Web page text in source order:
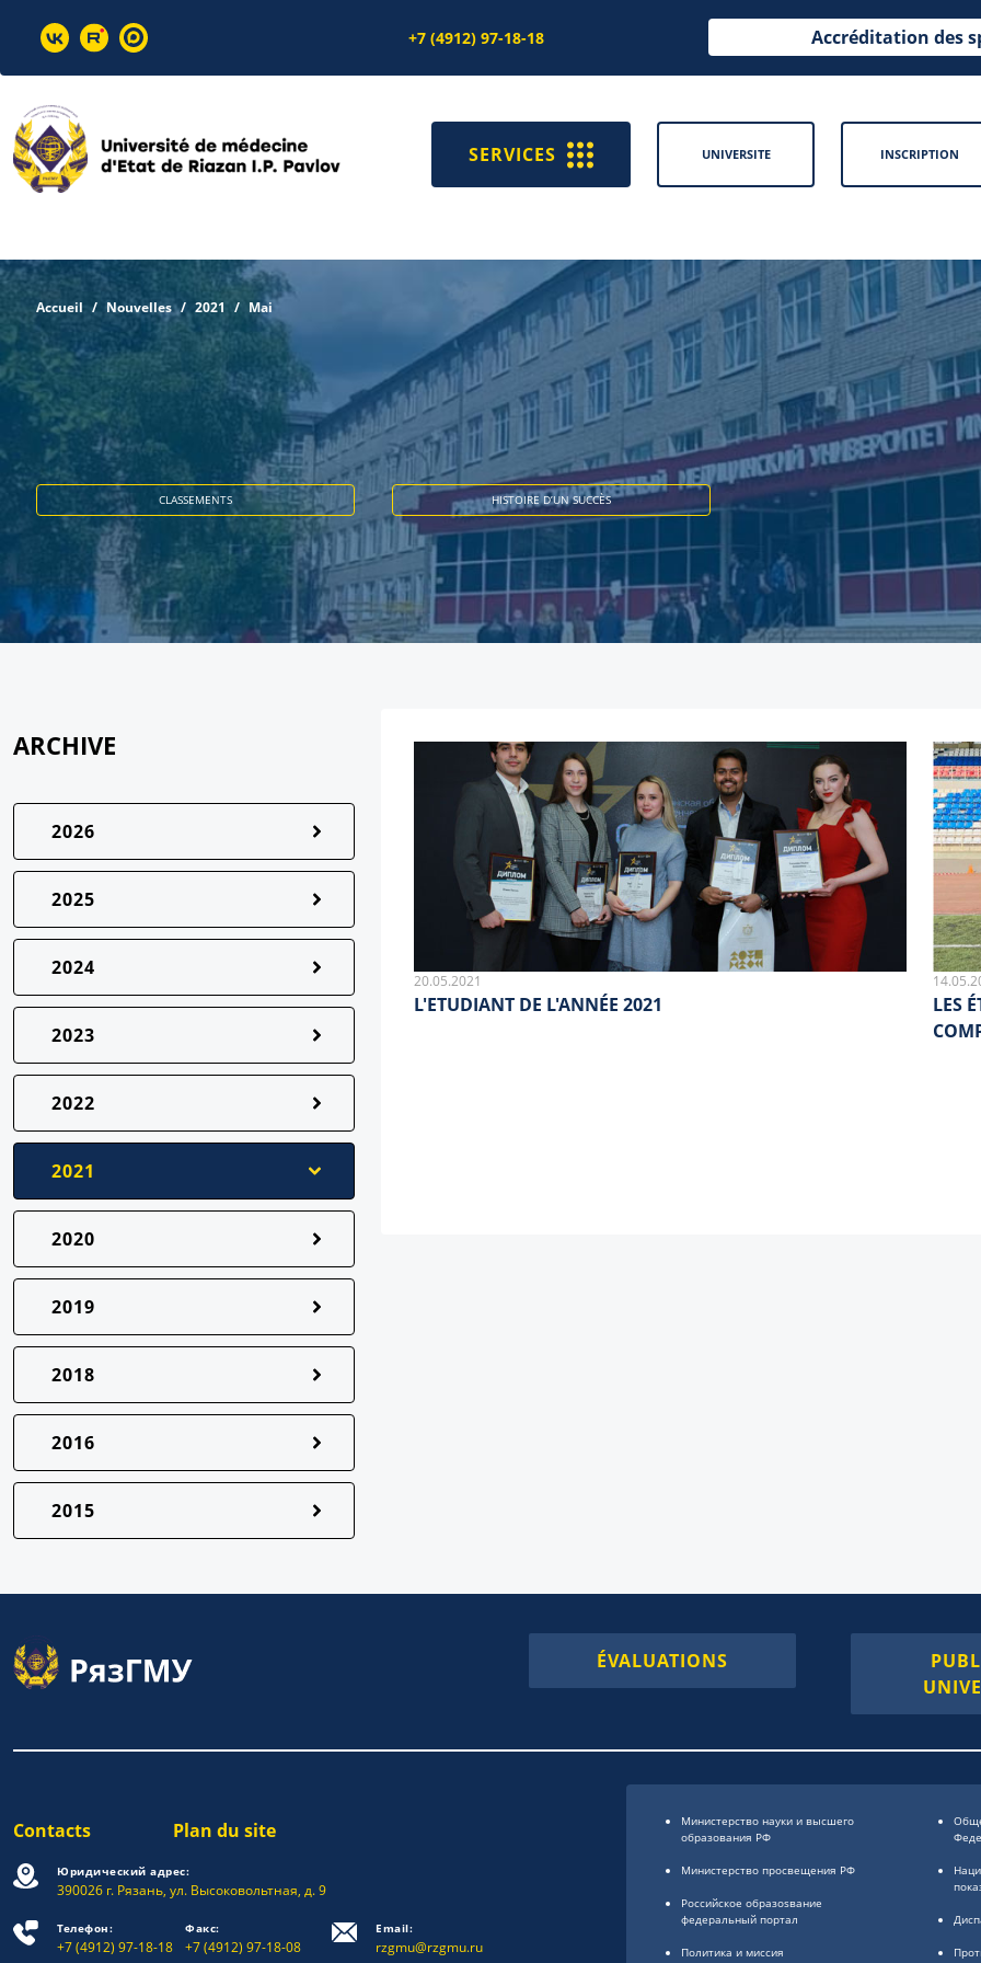
+7 (4912) 97-18-18 Accréditation des
SERVICES UNIVERSITE INSCRIPTION
Accueil Nouvelles 2021 Mai
CLASSEMENTS HISTOIRE D’UN SUCCÈS
ARCHIVE
2026
2025
2024
2023
2022
2021
2020
2019
2018
2016
2015
20.05.2021
L'ETUDIANT DE L'ANNÉE 2021
LES
ÉVALUATIONS
Contacts Plan du site
Юридический адрес:
390026 г. Рязань, ул. Высоковольтная, д. 9
Телефон:
+7 (4912) 97-18-18
Факс:
+7 (4912) 97-18-08
Email:
rzgmu@rzgmu.ru
Министерство науки и высшего
образования РФ
Министерство просвещения РФ
Российское образоsвание
федеральный портал
Политика и миссия